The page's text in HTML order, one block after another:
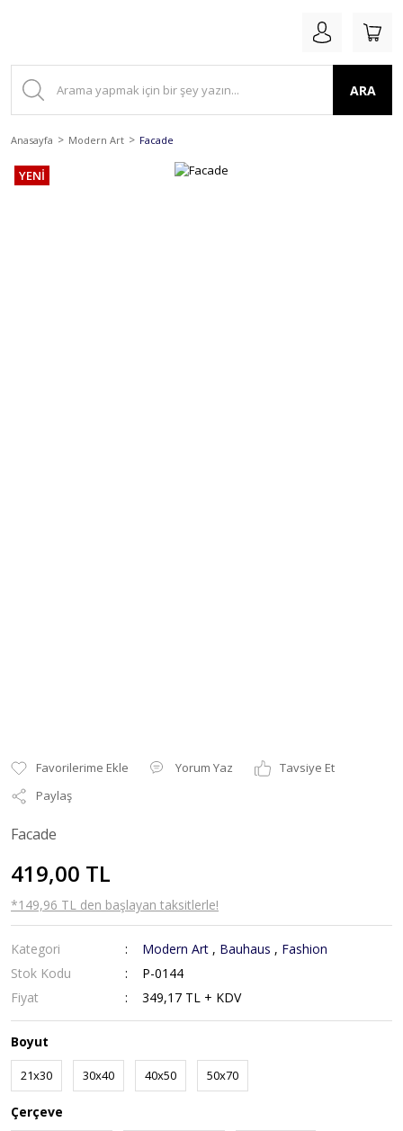
ARA
Anasayfa Modern Art Facade
YENİ
Yorum Yaz
Tavsiye Et
Paylaş
Facade
419,00 TL
*149,96 TL den başlayan taksitlerle!
Kategori Modern Art , Bauhaus , Fashion
Stok Kodu
P-0144
Fiyat
349,17 TL + KDV
Boyut
21x30 30x40 40x50 50x70
Çerçeve